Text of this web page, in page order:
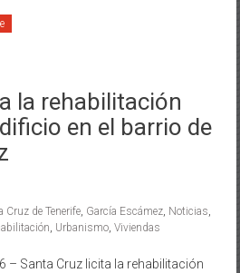
la rehabilitación
en el barrio de
de Tenerife, García Escámez, Noticias,
, Urbanismo, Viviendas
– Santa Cruz licita la rehabilitación